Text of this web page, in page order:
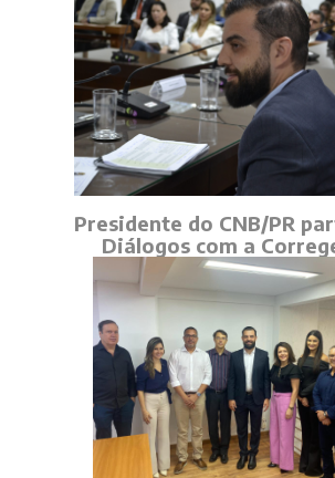
Presidente do CNB/PR
Diálogos com a